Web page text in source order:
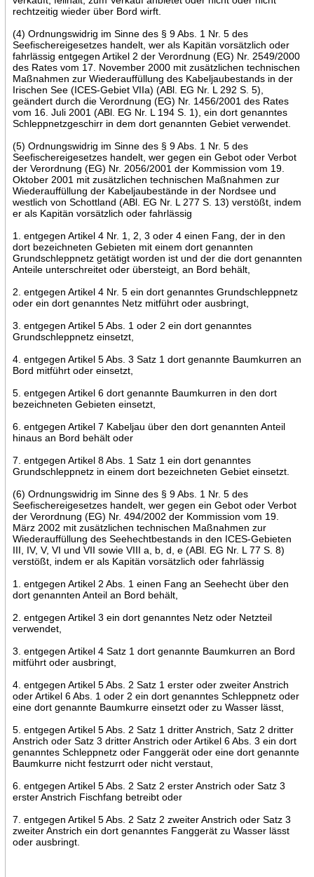
rechtzeitig wieder über Bord wirft.
(4) Ordnungswidrig im Sinne des § 9 Abs. 1 Nr. 5 des
Seefischereigesetzes handelt, wer als Kapitän vorsätzlich oder
fahrlässig entgegen Artikel 2 der Verordnung (EG) Nr. 2549/2000
des Rates vom 17. November 2000 mit zusätzlichen technischen
Maßnahmen zur Wiederauffüllung des Kabeljaubestands in der
Irischen See (ICES-Gebiet VIIa) (ABl. EG Nr. L 292 S. 5),
geändert durch die Verordnung (EG) Nr. 1456/2001 des Rates
vom 16. Juli 2001 (ABl. EG Nr. L 194 S. 1), ein dort genanntes
Schleppnetzgeschirr in dem dort genannten Gebiet verwendet.
(5) Ordnungswidrig im Sinne des § 9 Abs. 1 Nr. 5 des
Seefischereigesetzes handelt, wer gegen ein Gebot oder Verbot
der Verordnung (EG) Nr. 2056/2001 der Kommission vom 19.
Oktober 2001 mit zusätzlichen technischen Maßnahmen zur
Wiederauffüllung der Kabeljaubestände in der Nordsee und
westlich von Schottland (ABl. EG Nr. L 277 S. 13) verstößt, indem
er als Kapitän vorsätzlich oder fahrlässig
1. entgegen Artikel 4 Nr. 1, 2, 3 oder 4 einen Fang, der in den
dort bezeichneten Gebieten mit einem dort genannten
Grundschleppnetz getätigt worden ist und der die dort genannten
Anteile unterschreitet oder übersteigt, an Bord behält,
2. entgegen Artikel 4 Nr. 5 ein dort genanntes Grundschleppnetz
oder ein dort genanntes Netz mitführt oder ausbringt,
3. entgegen Artikel 5 Abs. 1 oder 2 ein dort genanntes
Grundschleppnetz einsetzt,
4. entgegen Artikel 5 Abs. 3 Satz 1 dort genannte Baumkurren an
Bord mitführt oder einsetzt,
5. entgegen Artikel 6 dort genannte Baumkurren in den dort
bezeichneten Gebieten einsetzt,
6. entgegen Artikel 7 Kabeljau über den dort genannten Anteil
hinaus an Bord behält oder
7. entgegen Artikel 8 Abs. 1 Satz 1 ein dort genanntes
Grundschleppnetz in einem dort bezeichneten Gebiet einsetzt.
(6) Ordnungswidrig im Sinne des § 9 Abs. 1 Nr. 5 des
Seefischereigesetzes handelt, wer gegen ein Gebot oder Verbot
der Verordnung (EG) Nr. 494/2002 der Kommission vom 19.
März 2002 mit zusätzlichen technischen Maßnahmen zur
Wiederauffüllung des Seehechtbestands in den ICES-Gebieten
III, IV, V, VI und VII sowie VIII a, b, d, e (ABl. EG Nr. L 77 S. 8)
verstößt, indem er als Kapitän vorsätzlich oder fahrlässig
1. entgegen Artikel 2 Abs. 1 einen Fang an Seehecht über den
dort genannten Anteil an Bord behält,
2. entgegen Artikel 3 ein dort genanntes Netz oder Netzteil
verwendet,
3. entgegen Artikel 4 Satz 1 dort genannte Baumkurren an Bord
mitführt oder ausbringt,
4. entgegen Artikel 5 Abs. 2 Satz 1 erster oder zweiter Anstrich
oder Artikel 6 Abs. 1 oder 2 ein dort genanntes Schleppnetz oder
eine dort genannte Baumkurre einsetzt oder zu Wasser lässt,
5. entgegen Artikel 5 Abs. 2 Satz 1 dritter Anstrich, Satz 2 dritter
Anstrich oder Satz 3 dritter Anstrich oder Artikel 6 Abs. 3 ein dort
genanntes Schleppnetz oder Fanggerät oder eine dort genannte
Baumkurre nicht festzurrt oder nicht verstaut,
6. entgegen Artikel 5 Abs. 2 Satz 2 erster Anstrich oder Satz 3
erster Anstrich Fischfang betreibt oder
7. entgegen Artikel 5 Abs. 2 Satz 2 zweiter Anstrich oder Satz 3
zweiter Anstrich ein dort genanntes Fanggerät zu Wasser lässt
oder ausbringt.